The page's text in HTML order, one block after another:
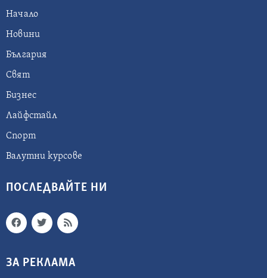
Начало
Новини
България
Свят
Бизнес
Лайфстайл
Спорт
Валутни курсове
ПОСЛЕДВАЙТЕ НИ
ЗА РЕКЛАМА